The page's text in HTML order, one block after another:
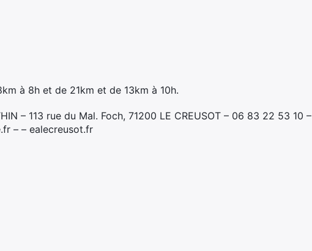
à 8h et de 21km et de 13km à 10h.
– 113 rue du Mal. Foch, 71200 LE CREUSOT – 06 83 22 53 10 –
– – ealecreusot.fr